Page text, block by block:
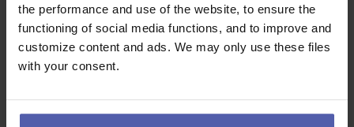
the performance and use of the website, to ensure the
functioning of social media functions, and to improve and
customize content and ads. We may only use these files
with your consent.
zmeny v oblasti odlievania kovov? V pracovnej pozícii sa vyžaduje
fyzická zdatnosť.